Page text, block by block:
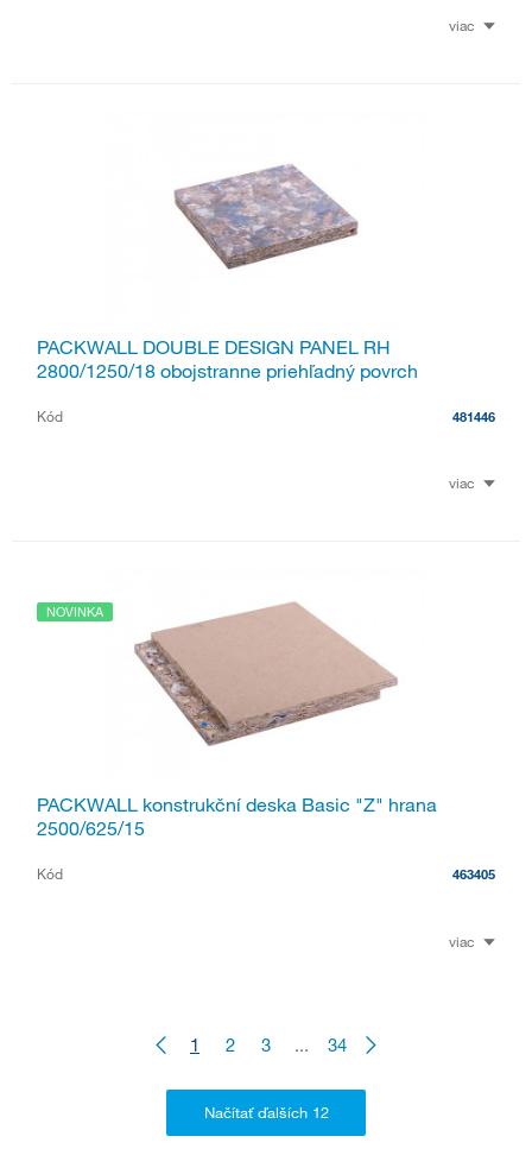
viac
PACKWALL DOUBLE DESIGN PANEL RH
2800/1250/18 obojstranne priehľadný povrch
Kód 481446
viac
NOVINKA
PACKWALL konstrukční deska Basic "Z" hrana
2500/625/15
Kód 463405
viac
1 2 3 ... 34